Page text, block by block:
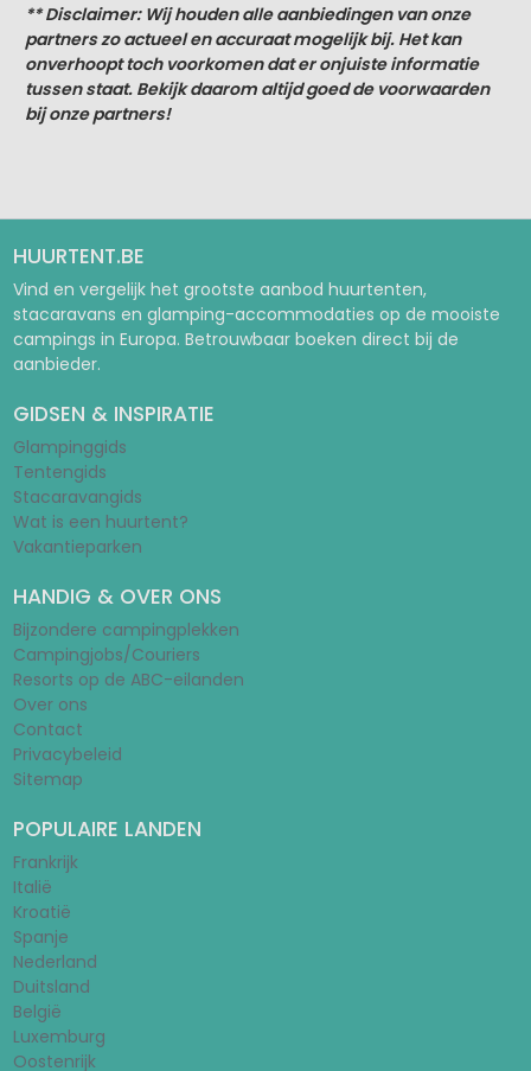
** Disclaimer: Wij houden alle aanbiedingen van onze
partners zo actueel en accuraat mogelijk bij. Het kan
onverhoopt toch voorkomen dat er onjuiste informatie
tussen staat. Bekijk daarom altijd goed de voorwaarden
bij onze partners!
HUURTENT.BE
Vind en vergelijk het grootste aanbod huurtenten,
stacaravans en glamping-accommodaties op de mooiste
campings in Europa. Betrouwbaar boeken direct bij de
aanbieder.
GIDSEN & INSPIRATIE
Glampinggids
Tentengids
Stacaravangids
Wat is een huurtent?
Vakantieparken
HANDIG & OVER ONS
Bijzondere campingplekken
Campingjobs/Couriers
Resorts op de ABC-eilanden
Over ons
Contact
Privacybeleid
Sitemap
POPULAIRE LANDEN
Frankrijk
Italië
Kroatië
Spanje
Nederland
Duitsland
België
Luxemburg
Oostenrijk